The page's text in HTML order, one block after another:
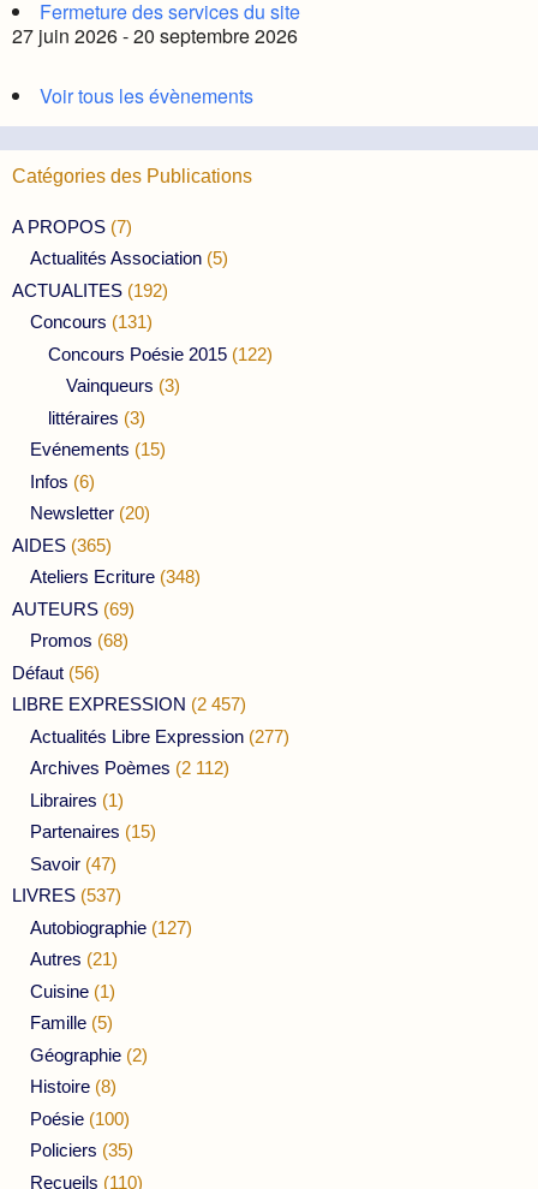
Fermeture des services du site
27 juin 2026 - 20 septembre 2026
Voir tous les évènements
Catégories des Publications
A PROPOS (7)
Actualités Association (5)
ACTUALITES (192)
Concours (131)
Concours Poésie 2015 (122)
Vainqueurs (3)
littéraires (3)
Evénements (15)
Infos (6)
Newsletter (20)
AIDES (365)
Ateliers Ecriture (348)
AUTEURS (69)
Promos (68)
Défaut (56)
LIBRE EXPRESSION (2 457)
Actualités Libre Expression (277)
Archives Poèmes (2 112)
Libraires (1)
Partenaires (15)
Savoir (47)
LIVRES (537)
Autobiographie (127)
Autres (21)
Cuisine (1)
Famille (5)
Géographie (2)
Histoire (8)
Poésie (100)
Policiers (35)
Recueils (110)